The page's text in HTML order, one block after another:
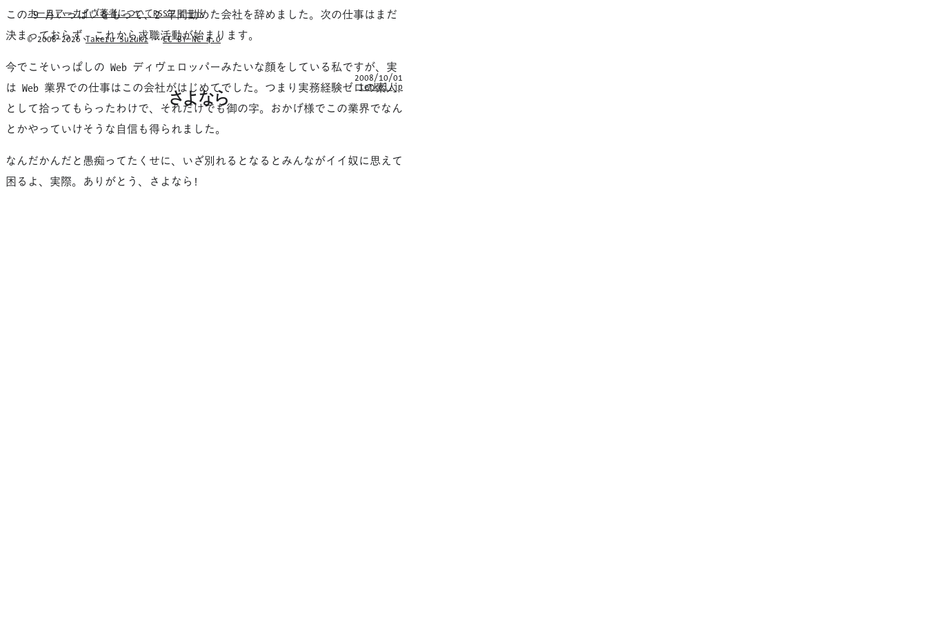
terkel.jp
2008/10/01
さよなら
この 9 月いっぱいをもって、2 年間勤めた会社を辞めました。次の仕事はまだ
決まっておらず、これから求職活動が始まります。
今でこそいっぱしの Web ディヴェロッパーみたいな顔をしている私ですが、実
は Web 業界での仕事はこの会社がはじめてでした。つまり実務経験ゼロの素人
として拾ってもらったわけで、それだけでも御の字。おかげ様でこの業界でなん
とかやっていけそうな自信も得られました。
なんだかんだと愚痴ってたくせに、いざ別れるとなるとみんながイイ奴に思えて
困るよ、実際。ありがとう、さよなら!
ホームアーカイヴ著者についてRSSフィード
© 2008–2026Takeru Suzuki·CC BY–NC 4.0